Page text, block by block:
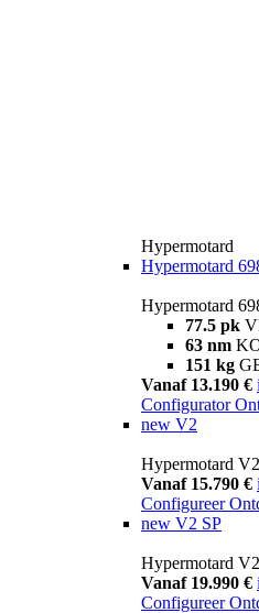
Hypermotard
Hypermotard
Hypermotard
77.5 pk
63 nm
151 kg
Vanaf 13.190 € i
Configurator
new V2
Hypermotard V2
Vanaf 15.790 € i
Configureer
new V2 SP
Hypermotard
Vanaf 19.990 € i
Configureer